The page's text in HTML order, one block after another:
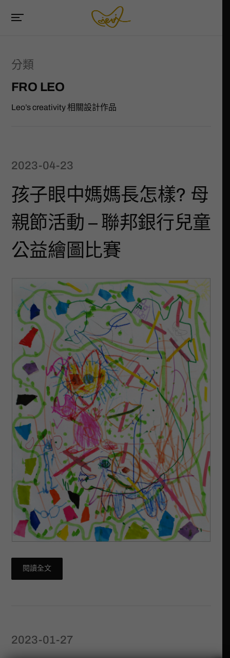
分類
FRO LEO
Leo’s creativity 相關設計作品
2023-04-23
孩子眼中媽媽長怎樣? 母
親節活動 – 聯邦銀行兒童
公益繪圖比賽
閱讀全文
2023-01-27